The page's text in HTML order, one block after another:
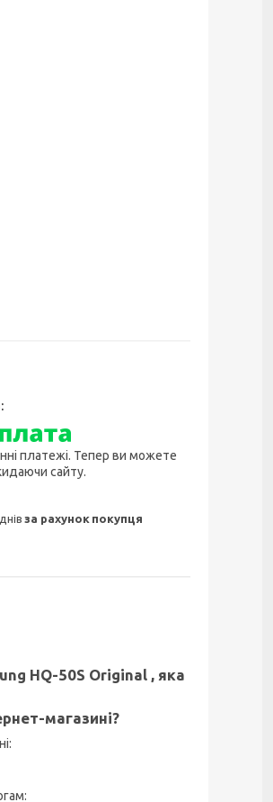
платежі. Тепер ви можете
сайту.
за рахунок покупця
HQ-50S Original , яка
магазині?